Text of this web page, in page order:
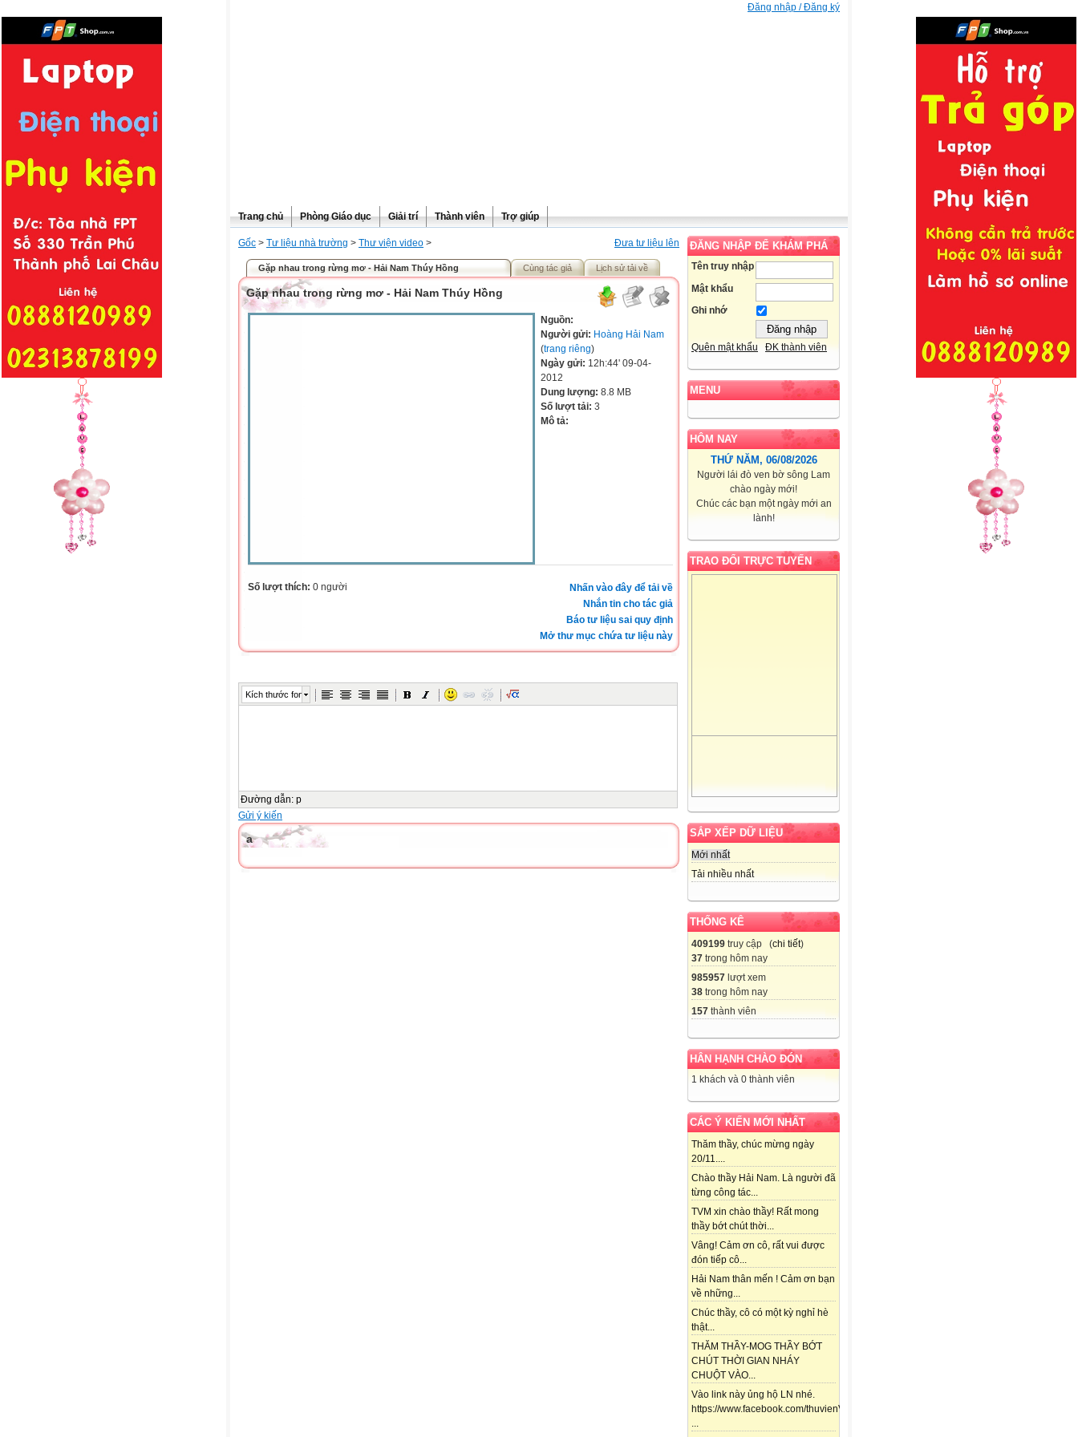
Đăng nhập / Đăng ký
Trang chủ Phòng Giáo dục Giải trí Thành viên Trợ giúp
ĐĂNG NHẬP ĐỂ KHÁM PHÁ
Tên truy nhập
Mật khẩu
Ghi nhớ
Quên mật khẩu ĐK thành viên
MENU
HÔM NAY
THỨ NĂM, 06/08/2026
Người lái đò ven bờ sông Lam
chào ngày mới!
Chúc các bạn một ngày mới an
lành!
TRAO ĐỔI TRỰC TUYẾN
SẮP XẾP DỮ LIỆU
Mới nhất
Tải nhiều nhất
THỐNG KÊ
409199 truy cập (chi tiết)
37 trong hôm nay
985957 lượt xem
38 trong hôm nay
157 thành viên
HÂN HẠNH CHÀO ĐÓN
1 khách và 0 thành viên
CÁC Ý KIẾN MỚI NHẤT
Thăm thầy, chúc mừng ngày
20/11....
Chào thầy Hải Nam. Là người đã
từng công tác...
TVM xin chào thầy! Rất mong
thầy bớt chút thời...
Vâng! Cảm ơn cô, rất vui được
đón tiếp cô...
Hải Nam thân mến ! Cảm ơn bạn
về những...
Chúc thầy, cô có một kỳ nghỉ hè
thật...
THĂM THẦY-MOG THẦY BỚT
CHÚT THỜI GIAN NHÁY
CHUỘT VÀO...
Vào link này ủng hộ LN nhé.
https://www.facebook.com/thuvienViolet.vn/posts/118357841688292
...
Đưa tư liệu lên
Gốc > Tư liệu nhà trường > Thư viện video >
Gặp nhau trong rừng mơ - Hải Nam Thúy Hồng Cùng tác giả Lịch sử tải về
Gặp nhau trong rừng mơ - Hải Nam Thúy Hồng
Nguồn:
Người gửi: Hoàng Hải Nam
(trang riêng)
Ngày gửi: 12h:44' 09-04-
2012
Dung lượng: 8.8 MB
Số lượt tải: 3
Mô tả:
Nhấn vào đây để tải về
Nhắn tin cho tác giả
Báo tư liệu sai quy định
Mở thư mục chứa tư liệu này
Số lượt thích: 0 người
Kích thước font
Đường dẫn: p
Gửi ý kiến
a